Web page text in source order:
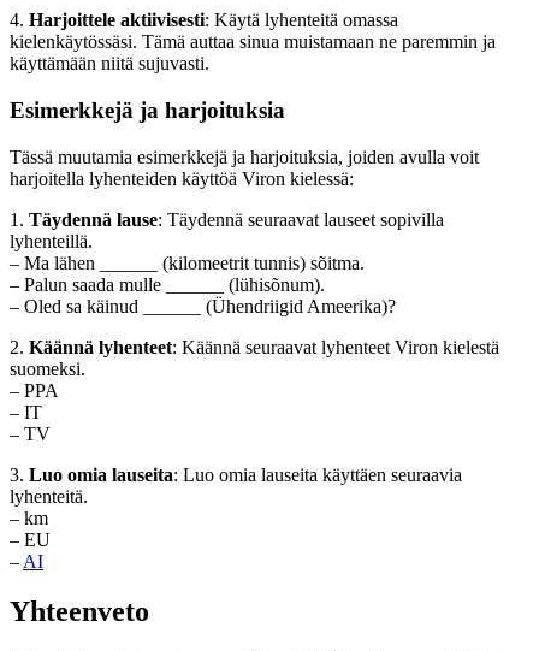
4. Harjoittele aktiivisesti: Käytä lyhenteitä omassa
kielenkäytössäsi. Tämä auttaa sinua muistamaan ne paremmin ja
käyttämään niitä sujuvasti.
Esimerkkejä ja harjoituksia
Tässä muutamia esimerkkejä ja harjoituksia, joiden avulla voit
harjoitella lyhenteiden käyttöä Viron kielessä:
1. Täydennä lause: Täydennä seuraavat lauseet sopivilla
lyhenteillä.
– Ma lähen ______ (kilomeetrit tunnis) sõitma.
– Palun saada mulle ______ (lühisõnum).
– Oled sa käinud ______ (Ühendriigid Ameerika)?
2. Käännä lyhenteet: Käännä seuraavat lyhenteet Viron kielestä
suomeksi.
– PPA
– IT
– TV
3. Luo omia lauseita: Luo omia lauseita käyttäen seuraavia
lyhenteitä.
– km
– EU
– AI
Yhteenveto